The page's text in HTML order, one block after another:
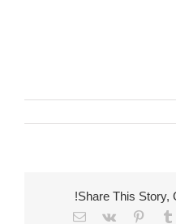
Share This Story,
Tumblr
Pinterest
Vk
Email